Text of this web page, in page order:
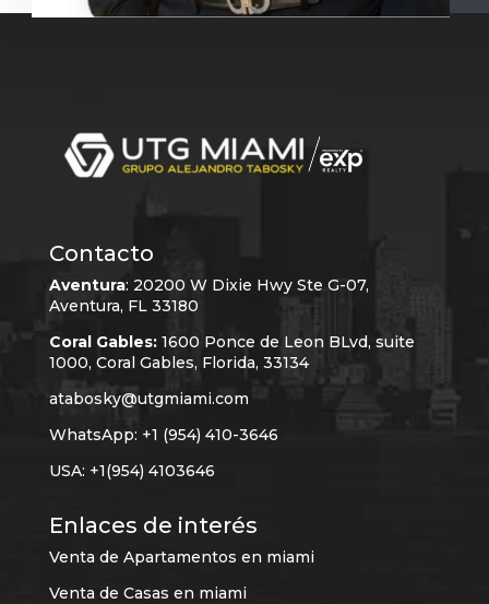
Contacto
Aventura: 20200 W Dixie Hwy Ste G-07,
Aventura, FL 33180
Coral Gables:1600 Ponce de Leon BLvd, suite
1000, Coral Gables, Florida, 33134
atabosky@utgmiami.com
WhatsApp: +1 (954) 410-3646
USA: +1(954) 4103646
Enlaces de interés
Venta de Apartamentos en miami
Venta de Casas en miami